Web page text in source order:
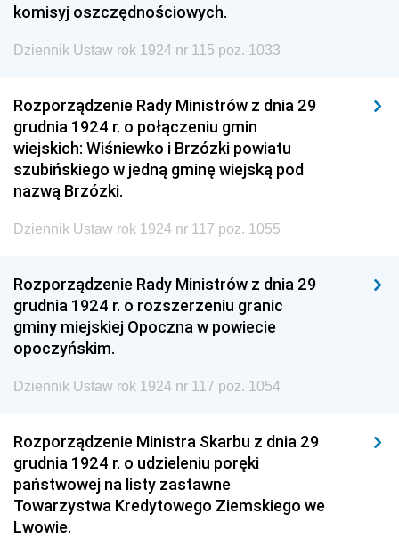
komisyj oszczędnościowych.
Dziennik Ustaw rok 1924 nr 115 poz. 1033
Rozporządzenie Rady Ministrów z dnia 29
grudnia 1924 r. o połączeniu gmin
wiejskich: Wiśniewko i Brzózki powiatu
szubińskiego w jedną gminę wiejską pod
nazwą Brzózki.
Dziennik Ustaw rok 1924 nr 117 poz. 1055
Rozporządzenie Rady Ministrów z dnia 29
grudnia 1924 r. o rozszerzeniu granic
gminy miejskiej Opoczna w powiecie
opoczyńskim.
Dziennik Ustaw rok 1924 nr 117 poz. 1054
Rozporządzenie Ministra Skarbu z dnia 29
grudnia 1924 r. o udzieleniu poręki
państwowej na listy zastawne
Towarzystwa Kredytowego Ziemskiego we
Lwowie.